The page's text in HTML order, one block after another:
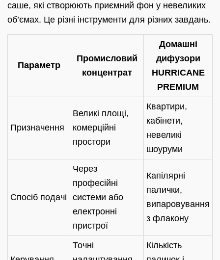
саше, які створюють приємний фон у невеликих
об’ємах. Це різні інструменти для різних завдань.
Параметр
Промисловий
концентрат
Домашні
дифузори
HURRICANE
PREMIUM
Призначення
Великі площі,
комерційні
простори
Квартири,
кабінети,
невеликі
шоуруми
Спосіб подачі
Через
професійні
системи або
електронні
пристрої
Капілярні
палички,
випаровування
з флакону
Точні
Кількість